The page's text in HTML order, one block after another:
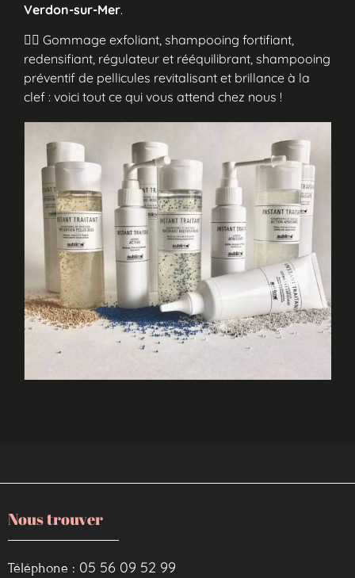
Verdon-sur-Mer.
💆‍♀️ Gommage exfoliant, shampooing fortifiant,
redensifiant, régulateur et rééquilibrant, shampooing
préventif de pellicules revitalisant et brillance à la
clef : voici tout ce qui vous attend chez nous !
Nous trouver
Téléphone : 05 56 09 52 99